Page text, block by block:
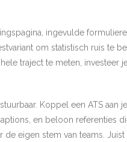
ingevulde
om statistisch ruis te
traject te meten, investeer
Koppel een ATS aan
en beloon referenties
eigen stem van teams.